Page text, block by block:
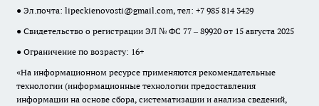
● Эл.почта: lipeckienovosti@gmail.com, тел: +7 985 814 3429
● Свидетельство о регистрации ЭЛ № ФС 77 – 89920 от 15 августа 2025
● Ограничение по возрасту: 16+
«На информационном ресурсе применяются рекомендательные
технологии (информационные технологии предоставления
информации на основе сбора, систематизации и анализа сведений,